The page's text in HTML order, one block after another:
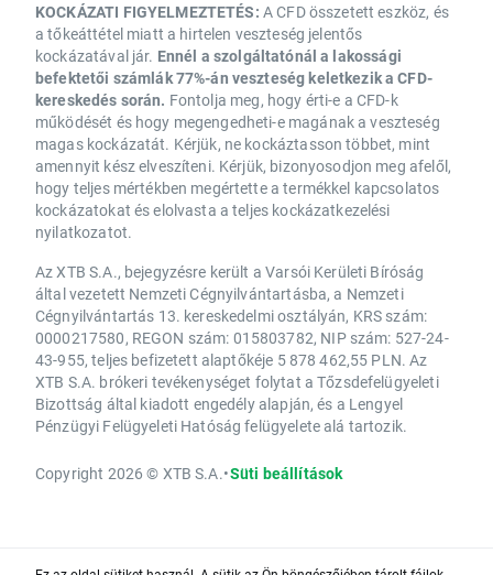
KOCKÁZATI FIGYELMEZTETÉS: A CFD összetett eszköz, és
a tőkeáttétel miatt a hirtelen veszteség jelentős
kockázatával jár. Ennél a szolgáltatónál a lakossági
befektetői számlák 77%-án veszteség keletkezik a CFD-
kereskedés során. Fontolja meg, hogy érti-e a CFD-k
működését és hogy megengedheti-e magának a veszteség
magas kockázatát. Kérjük, ne kockáztasson többet, mint
amennyit kész elveszíteni. Kérjük, bizonyosodjon meg afelől,
hogy teljes mértékben megértette a termékkel kapcsolatos
kockázatokat és elolvasta a teljes kockázatkezelési
nyilatkozatot.
Az XTB S.A., bejegyzésre került a Varsói Kerületi Bíróság
által vezetett Nemzeti Cégnyilvántartásba, a Nemzeti
Cégnyilvántartás 13. kereskedelmi osztályán, KRS szám:
0000217580, REGON szám: 015803782, NIP szám: 527-24-
43-955, teljes befizetett alaptőkéje 5 878 462,55 PLN. Az
XTB S.A. brókeri tevékenységet folytat a Tőzsdefelügyeleti
Bizottság által kiadott engedély alapján, és a Lengyel
Pénzügyi Felügyeleti Hatóság felügyelete alá tartozik.
Copyright 2026 © XTB S.A.•Süti beállítások